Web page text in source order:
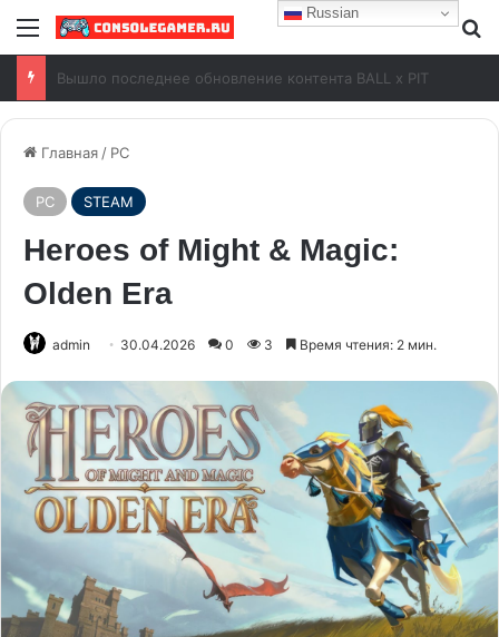
Free Play Days на Xbox с 6 по 9 августа 2026 года
Главная / PC
PC STEAM
Heroes of Might & Magic:
Olden Era
admin 30.04.2026 0 3 Время чтения: 2 мин.
Russian